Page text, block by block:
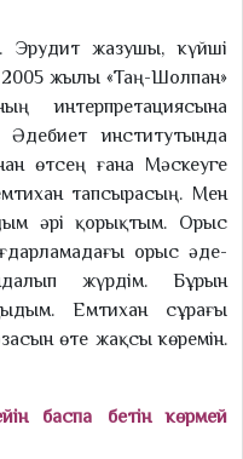
Эрудит жазушы, күйші
2005 жы­лы «Таң-Шолпан»
интерпретациясына
Әдебиет институтында
өтсең ғана Мәскеуге
тап­сыра­сың. Мен
әрі қорықтым. Орыс
орыс әде­
жүрдім. Бұрын
Емтихан сұрағы
өте жақсы көремін.
баспа бетін көрмей